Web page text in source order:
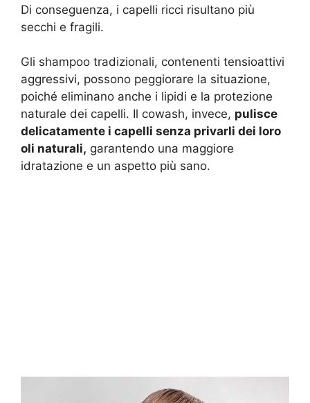
Di conseguenza, i capelli ricci risultano più
secchi e fragili.
Gli shampoo tradizionali, contenenti tensioattivi
aggressivi, possono peggiorare la situazione,
poiché eliminano anche i lipidi e la protezione
naturale dei capelli. Il cowash, invece, pulisce
delicatamente i capelli senza privarli dei loro
oli naturali, garantendo una maggiore
idratazione e un aspetto più sano.